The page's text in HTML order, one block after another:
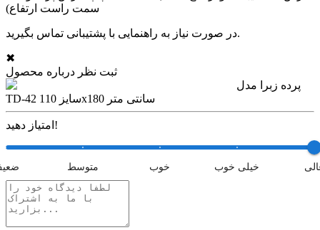
سمت راست ارتفاع)
در صورت نیاز به راهنمایی با پشتیبانی تماس بگیرید.
✖
ثبت نظر درباره محصول
پرده زبرا مدل
TD-42 سایز 110x180 سانتی متر
امتیاز دهید!
متوسط خوب خیلی خوب